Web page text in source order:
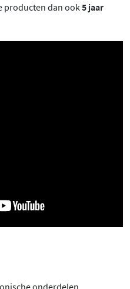
producten dan ook5 jaar
onderdelen